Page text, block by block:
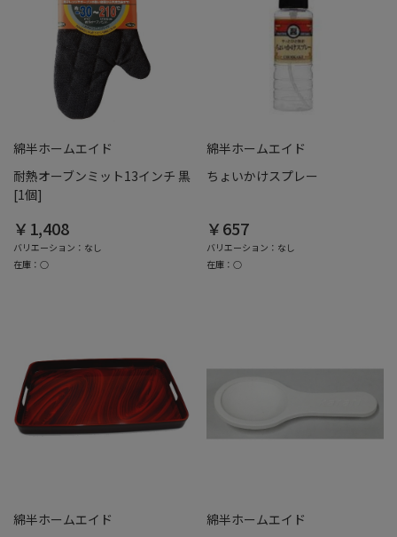
綿半ホームエイド
耐熱オーブンミット13インチ 黒
[1個]
￥1,408
バリエーション：なし
在庫：○
綿半ホームエイド
ちょいかけスプレー
￥657
バリエーション：なし
在庫：○
綿半ホームエイド
綿半ホームエイド